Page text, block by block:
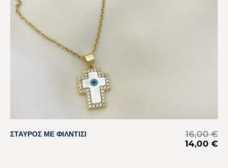
ΣΤΑΥΡΟΣ ΜΕ ΦΙΛΝΤΙΣΙ 16,00€
14,00 €